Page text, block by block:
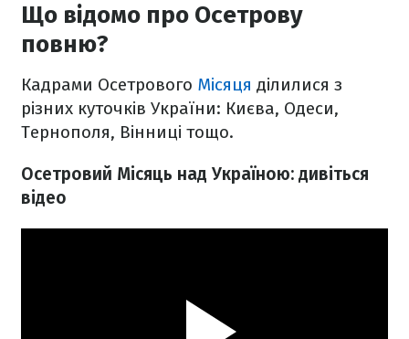
Що відомо про Осетрову
повню?
Кадрами Осетрового Місяця ділилися з
різних куточків України: Києва, Одеси,
Тернополя, Вінниці тощо.
Осетровий Місяць над Україною: дивіться
відео